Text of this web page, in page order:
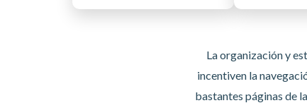
La organización y
incentiven la
bastantes páginas de